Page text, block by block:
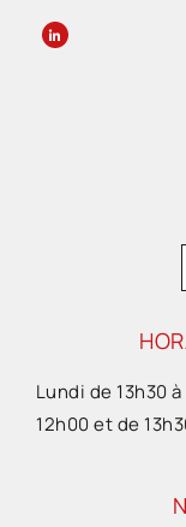
Lundi de 13h30
12h00 et de